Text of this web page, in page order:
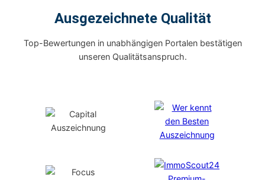
Ausgezeichnete Qualität
Top-Bewertungen in unabhängigen Portalen bestätigen
unseren Qualitätsanspruch.